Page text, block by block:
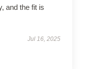
and the fit is
Jul 16, 2025